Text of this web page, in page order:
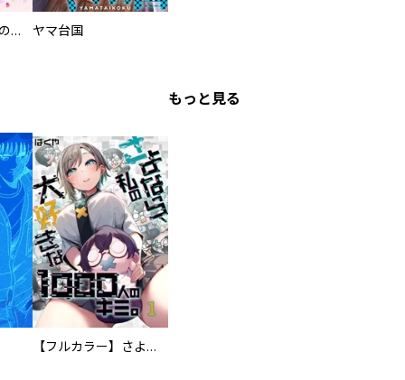
過保護な執事が私の婚活を邪魔してきます！ ヤマ台国
もっと見る
【フルカラー】さよなら、私の大好きな１０００人のキミ。